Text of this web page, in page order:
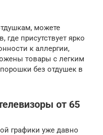
можете
присутствует ярко
к аллергии,
товары с легким
без отдушек в
от 65
графики уже давно